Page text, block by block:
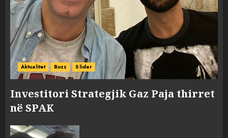
Aktualitet Buzz Slider
Investitori Strategjik Gaz Paja thirret
në SPAK